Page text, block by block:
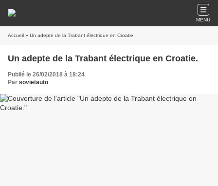
MENU
Accueil » Un adepte de la Trabant électrique en Croatie.
Un adepte de la Trabant électrique en Croatie.
Publié le 26/02/2018 à 18:24
Par sovietauto